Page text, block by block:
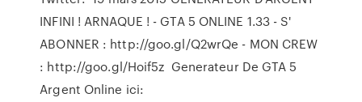
INFINI ! ARNAQUE ! - GTA 5 ONLINE 1.33 - S'
ABONNER : http://goo.gl/Q2wrQe - MON CREW
: http://goo.gl/Hoif5z Generateur De GTA 5
Argent Online ici: